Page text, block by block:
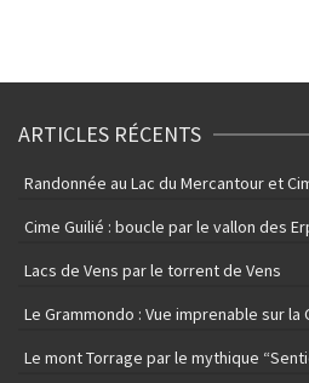
ARTICLES RÉCENTS
Randonnée au Lac du Mercantour et
Cime Guilié : boucle par le vallon des
Lacs de Vens par le torrent de Vens
Le Grammondo : Vue imprenable sur la
Le mont Torrage par le mythique